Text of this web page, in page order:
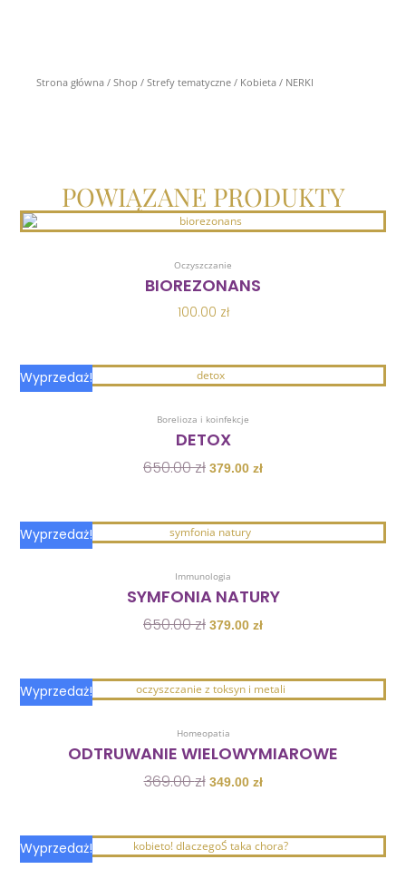
Strona główna / Shop / Strefy tematyczne / Kobieta / NERKI
POWIĄZANE PRODUKTY
Oczyszczanie
BIOREZONANS
100.00 zł
Wyprzedaż!
Borelioza i koinfekcje
DETOX
650.00zł
Pierwotna
cena
650.00 zł.
379.00 zł
Aktualna
cena
Wyprzedaż!
Immunologia
SYMFONIA NATURY
650.00zł
Pierwotna
cena
650.00 zł.
379.00 zł
Aktualna
cena
379.00 zł.
Wyprzedaż!
Homeopatia
ODTRUWANIE WIELOWYMIAROWE
369.00zł
Pierwotna
cena
369.00 zł.
349.00 zł
Aktualna
cena
349.00 zł.
Wyprzedaż!
Pierwotna
cena
Aktualna
cena